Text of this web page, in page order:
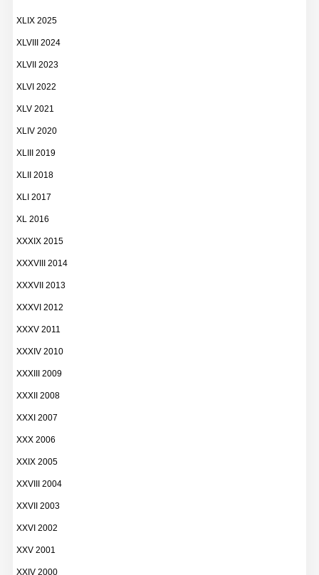
XLIX 2025
XLVIII 2024
XLVII 2023
XLVI 2022
XLV 2021
XLIV 2020
XLIII 2019
XLII 2018
XLI 2017
XL 2016
XXXIX 2015
XXXVIII 2014
XXXVII 2013
XXXVI 2012
XXXV 2011
XXXIV 2010
XXXIII 2009
XXXII 2008
XXXI 2007
XXX 2006
XXIX 2005
XXVIII 2004
XXVII 2003
XXVI 2002
XXV 2001
XXIV 2000